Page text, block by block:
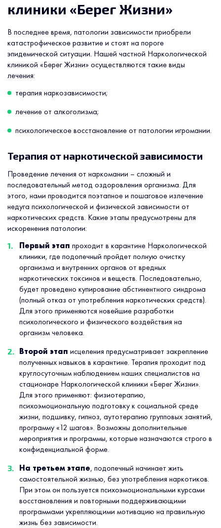
клиники «Берег Жизни»
В последнее время, патологии зависимости приобрели
катастрофическое развитие и стоят на пороге
эпидемической ситуации. Нашей частной Наркологической
клиникой «Берег Жизни» осуществляются такие виды
лечения:
терапия наркозависимости;
лечение от алкоголизма;
психологическое восстановление от патологии игромании.
Терапия от наркотической зависимости
Проведение лечения от наркомании – сложный и
последовательный метод оздоровления организма. Для
этого, нами проводится поэтапное и пошаговое излечение
недуга психологической и физической зависимости от
наркотических средств. Какие этапы предусмотрены для
искоренения патологии:
Первый этап проходит в карантине Наркологической
клиники, где подопечный пройдет полную очистку
организма и внутренних органов от вредных
наркотических токсинов и веществ. Последовательно,
будет проведено купирование абстинентного синдрома
(полный отказ от употребления наркотических средств).
Для этого применяются новейшие разработки
психологического и физического воздействия на
организм человека.
Второй этап исцеления предусматривает закрепление
полученных навыков в карантине. Терапия проходит под
круглосуточным наблюдением наших специалистов на
стационаре Наркологической клиники «Берег Жизни».
Для этого применяют: физиотерапию,
психоэмоциональную подготовку к социальной среде
жизни, подшивку, гипноз, аутотерапию групповых занятий,
программу «12 шагов». Возможны дополнительные
мероприятия и программы, которые назначаются строго в
конфиденциальной форме.
На третьем этапе, подопечный начинает жить
самостоятельной жизнью, без употребления наркотиков.
При этом он пользуется психоэмоциональными курсами
восстановления и повторными поддерживающими
программами укрепляющими мотивацию на правильную
жизнь без зависимости.